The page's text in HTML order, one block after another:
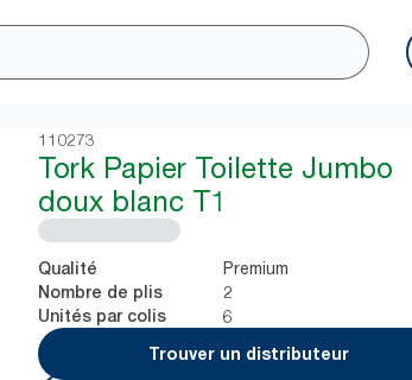
110273
Tork Papier Toilette Jumbo
doux blanc T1
Qualité Premium
Nombre de plis 2
Unités par colis
6
Trouver un distributeur